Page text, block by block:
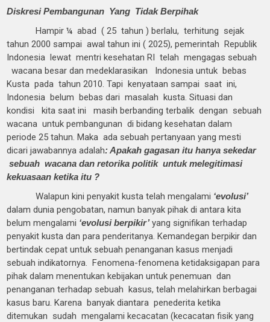
Diskresi Pembangunan Yang Tidak Berpihak
Hampir ¼ abad ( 25 tahun ) berlalu, terhitung sejak
tahun 2000 sampai awal tahun ini ( 2025), pemerintah Republik
Indonesia lewat mentri kesehatan RI telah mengagas sebuah
wacana besar dan medeklarasikan Indonesia untuk bebas
Kusta pada tahun 2010. Tapi kenyataan sampai saat ini,
Indonesia belum bebas dari masalah kusta. Situasi dan
kondisi kita saat ini masih berbanding terbalik dengan sebuah
wacana untuk pembangunan di bidang kesehatan dalam
periode 25 tahun. Maka ada sebuah pertanyaan yang mesti
dicari jawabannya adalah: Apakah gagasan itu hanya sekedar
sebuah wacana dan retorika politik untuk melegitimasi
kekuasaan ketika itu ?
Walapun kini penyakit kusta telah mengalami ‘evolusi’
dalam dunia pengobatan, namun banyak pihak di antara kita
belum mengalami ‘evolusi berpikir’yang signifikan terhadap
penyakit kusta dan para penderitanya. Kemandegan berpikir dan
bertindak cepat untuk sebuah penanganan kasus menjadi
sebuah indikatornya. Fenomena-fenomena ketidaksigapan para
pihak dalam menentukan kebijakan untuk penemuan dan
penanganan terhadap sebuah kasus, telah melahirkan berbagai
kasus baru. Karena banyak diantara penederita ketika
ditemukan sudah mengalami kecacatan (kecacatan fisik yang